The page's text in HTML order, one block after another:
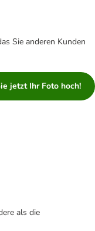
Sie anderen Kunden
jetzt Ihr Foto hoch!
als die